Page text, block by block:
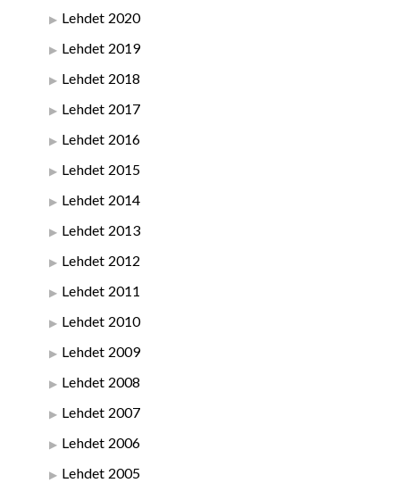
Lehdet 2020
Lehdet 2019
Lehdet 2018
Lehdet 2017
Lehdet 2016
Lehdet 2015
Lehdet 2014
Lehdet 2013
Lehdet 2012
Lehdet 2011
Lehdet 2010
Lehdet 2009
Lehdet 2008
Lehdet 2007
Lehdet 2006
Lehdet 2005